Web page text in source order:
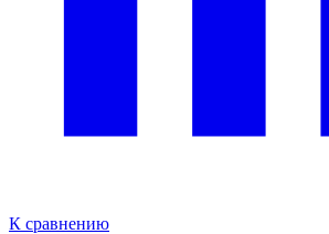
К сравнению